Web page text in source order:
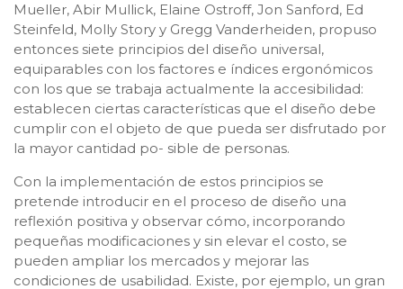
Mueller, Abir Mullick, Elaine Ostroff, Jon Sanford, Ed
Steinfeld, Molly Story y Gregg Vanderheiden, propuso
entonces siete principios del diseño universal,
equiparables con los factores e índices ergonómicos
con los que se trabaja actualmente la accesibilidad:
establecen ciertas características que el diseño debe
cumplir con el objeto de que pueda ser disfrutado por
la mayor cantidad po- sible de personas.
Con la implementación de estos principios se
pretende introducir en el proceso de diseño una
reflexión positiva y observar cómo, incorporando
pequeñas modificaciones y sin elevar el costo, se
pueden ampliar los mercados y mejorar las
condiciones de usabilidad. Existe, por ejemplo, un gran